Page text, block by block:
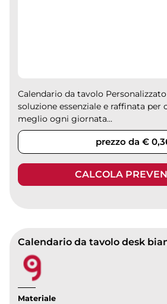
Calendario da tavolo
soluzione essenziale e raffinata per
meglio ogni giornata...
prezzo da €
CALCOLA
Materiale